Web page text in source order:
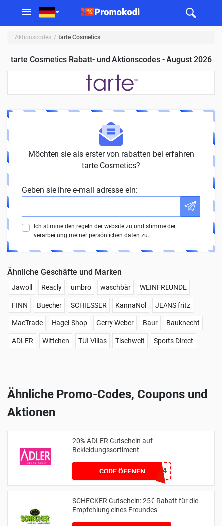
Aktionscodes tarte Cosmetics
tarte Cosmetics Rabatt- und Aktionscodes - August 2026
Möchten sie als erster von rabatten bei erfahren
tarte Cosmetics?
Geben sie ihre e-mail adresse ein:
Ich stimme den regeln der website zu und stimme der
verarbeitung meiner persönlichen daten zu.
Ähnliche Geschäfte und Marken
Jawoll Readly umbro waschbär WEINFREUNDE
FINN Buecher SCHIESSER KannaNol JEANS fritz
MacTrade Hagel-Shop Gerry Weber Baur Bauknecht
ADLER Wittchen TUI Villas Tischwelt Sports Direct
Ähnliche Promo-Codes, Coupons und
Aktionen
20% ADLER Gutschein auf
Bekleidungssortiment
CODE ÖFFNENA2124
SCHECKER Gutschein: 25€ Rabatt für die
Empfehlung eines Freundes